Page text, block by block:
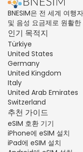
BNESIM은 전 세계 여행
및 음성 요금제로 원활
인기 목적지
Türkiye
United States
Germany
United Kingdom
Italy
United Arab Emirates
Switzerland
추천 가이드
eSIM 호환 기기
iPhone에 eSIM 설치
iPad에 eSIM 설치